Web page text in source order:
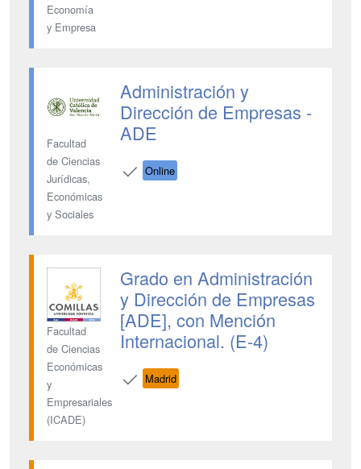
Economía
y Empresa
Facultad
de Ciencias
Jurídicas,
Económicas
y Sociales
Administración y
Dirección de Empresas -
ADE
Online
Facultad
de Ciencias
Económicas
y
Empresariales
(ICADE)
Grado en Administración
y Dirección de Empresas
[ADE], con Mención
Internacional. (E-4)
Madrid